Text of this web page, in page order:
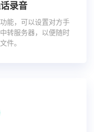
录音
能，可以设置对方手
转服务器，以便随时
件。